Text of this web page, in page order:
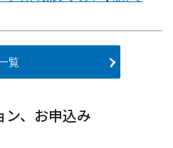
覧
ン、お申込み